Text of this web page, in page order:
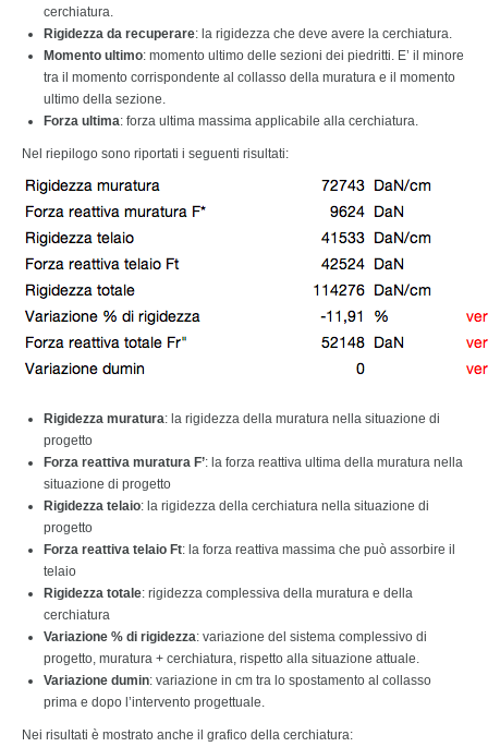
cerchiatura.
Rigidezza da recuperare: la rigidezza che deve avere la cerchiatura.
Momento ultimo: momento ultimo delle sezioni dei piedritti. E’ il minore
tra il momento corrispondente al collasso della muratura e il momento
ultimo della sezione.
Forza ultima: forza ultima massima applicabile alla cerchiatura.
Nel riepilogo sono riportati i seguenti risultati:
Rigidezza muratura: la rigidezza della muratura nella situazione di
progetto
Forza reattiva muratura F’: la forza reattiva ultima della muratura nella
situazione di progetto
Rigidezza telaio: la rigidezza della cerchiatura nella situazione di
progetto
Forza reattiva telaio Ft: la forza reattiva massima che può assorbire il
telaio
Rigidezza totale: rigidezza complessiva della muratura e della
cerchiatura
Variazione % di rigidezza: variazione del sistema complessivo di
progetto, muratura + cerchiatura, rispetto alla situazione attuale.
Variazione dumin: variazione in cm tra lo spostamento al collasso
prima e dopo l’intervento progettuale.
Nei risultati è mostrato anche il grafico della cerchiatura: